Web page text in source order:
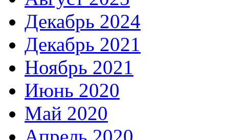
Декабрь 2024
Декабрь 2021
Ноябрь 2021
Июнь 2020
Май 2020